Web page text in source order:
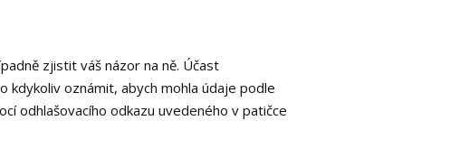
zjistit váš názor na ně. Účast
kdykoliv oznámit, abych mohla údaje podle
odhlašovacího odkazu uvedeného v patičce